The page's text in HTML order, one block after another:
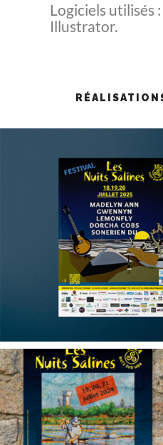
Logiciels utilisés
Illustrator.